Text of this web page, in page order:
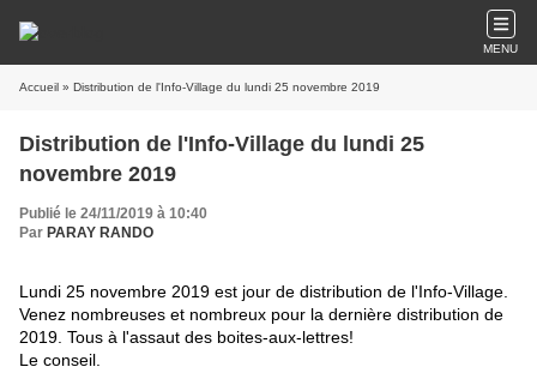
MENU
Accueil » Distribution de l'Info-Village du lundi 25 novembre 2019
Distribution de l'Info-Village du lundi 25
novembre 2019
Publié le 24/11/2019 à 10:40
Par PARAY RANDO
Lundi 25 novembre 2019 est jour de distribution de l'Info-Village.
Venez nombreuses et nombreux pour la dernière distribution de
2019. Tous à l'assaut des boites-aux-lettres!
Le conseil.